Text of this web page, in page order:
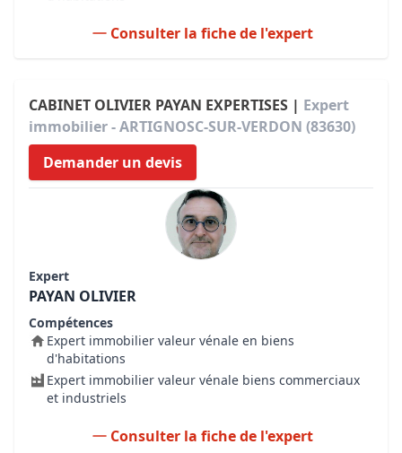
Consulter la fiche de l'expert
CABINET OLIVIER PAYAN EXPERTISES | Expert
immobilier - ARTIGNOSC-SUR-VERDON (83630)
Demander un devis
Expert
PAYAN OLIVIER
Compétences
Expert immobilier valeur vénale en biens
d'habitations
Expert immobilier valeur vénale biens commerciaux
et industriels
Consulter la fiche de l'expert